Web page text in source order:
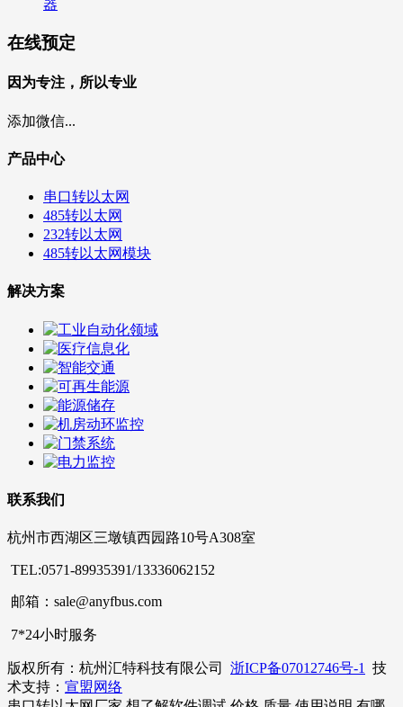
器
在线预定
因为专注，所以专业
添加微信...
产品中心
串口转以太网
485转以太网
232转以太网
485转以太网模块
解决方案
联系我们
杭州市西湖区三墩镇西园路10号A308室
TEL:0571-89935391/13336062152
邮箱：sale@anyfbus.com
7*24小时服务
版权所有：杭州汇特科技有限公司 浙ICP备07012746号-1
技
术支持： 宣盟网络